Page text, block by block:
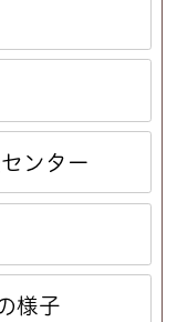
ンター
様子